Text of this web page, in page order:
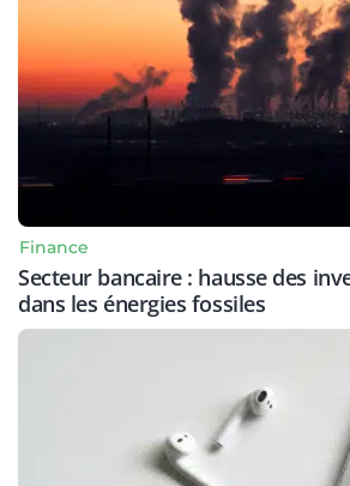
Finance
Secteur bancaire : hausse des
dans les énergies fossiles